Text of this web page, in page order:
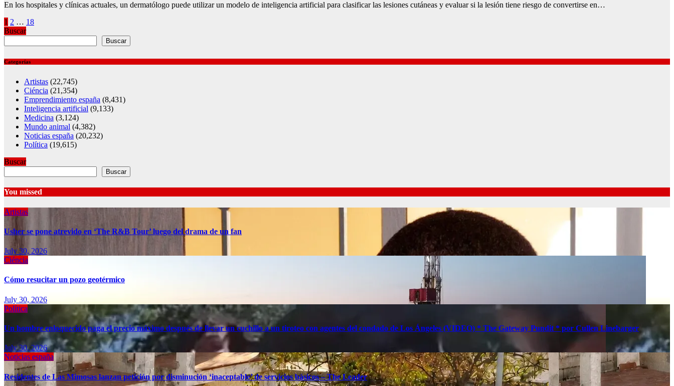
En los hospitales y clínicas actuales, un dermatólogo puede utilizar un modelo de inteligencia artificial para clasificar las lesiones cutáneas y evaluar si la lesión tiene riesgo de convertirse en…
Posts
pagination
1 2 … 18
Buscar
Buscar
Categorías
Artistas (22,745)
Ciéncia (21,354)
Emprendimiento españa (8,431)
Inteligencia artificial (9,133)
Medicina (3,124)
Mundo animal (4,382)
Noticias españa (20,232)
Política (19,615)
Buscar
Buscar
You missed
Artistas
Usher se pone atrevido en ‘The R&B Tour’ luego del drama de un fan
July 30, 2026
Ciéncia
Cómo resucitar un pozo geotérmico
July 30, 2026
Política
Un hombre enloquecido paga el precio máximo después de llevar un cuchillo a un tiroteo con agentes del condado de Los Ángeles (VIDEO) * The Gateway Pundit * por Cullen Linebarger
July 30, 2026
Noticias españa
Residentes de Las Mimosas lanzan petición por disminución ‘inaceptable’ de servicios básicos – The Leader